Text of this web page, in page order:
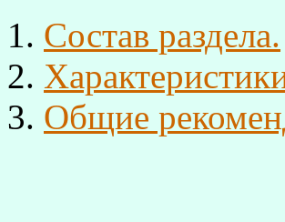
Состав раздела.
Общие